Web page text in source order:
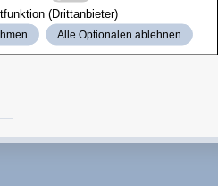
(Drittanbieter)
Alle Optionalen ablehnen